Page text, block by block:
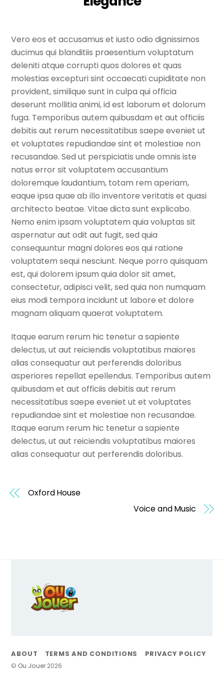
Vero eos et accusamus et iusto odio dignissimos
ducimus qui blanditiis praesentium voluptatum
deleniti atque corrupti quos dolores et quas
molestias excepturi sint occaecati cupiditate non
provident, similique sunt in culpa qui officia
deserunt mollitia animi, id est laborum et dolorum
fuga. Temporibus autem quibusdam et aut officiis
debitis aut rerum necessitatibus saepe eveniet ut
et voluptates repudiandae sint et molestiae non
recusandae. Sed ut perspiciatis unde omnis iste
natus error sit voluptatem accusantium
doloremque laudantium, totam rem aperiam,
eaque ipsa quae ab illo inventore veritatis et quasi
architecto beatae. Vitae dicta sunt explicabo.
Nemo enim ipsam voluptatem quia voluptas sit
aspernatur aut odit aut fugit, sed quia
consequuntur magni dolores eos qui ratione
voluptatem sequi nesciunt. Neque porro quisquam
est, qui dolorem ipsum quia dolor sit amet,
consectetur, adipisci velit, sed quia non numquam
eius modi tempora incidunt ut labore et dolore
magnam aliquam quaerat voluptatem.
Itaque earum rerum hic tenetur a sapiente
delectus, ut aut reiciendis voluptatibus maiores
alias consequatur aut perferendis doloribus
asperiores repellat epellendus. Temporibus autem
quibusdam et aut officiis debitis aut rerum
necessitatibus saepe eveniet ut et voluptates
repudiandae sint et molestiae non recusandae.
Itaque earum rerum hic tenetur a sapiente
delectus, ut aut reiciendis voluptatibus maiores
alias consequatur aut perferendis doloribus.
Oxford House
Voice and Music
ABOUT TERMS AND CONDITIONS PRIVACY POLICY
© Ou Jouer 2026